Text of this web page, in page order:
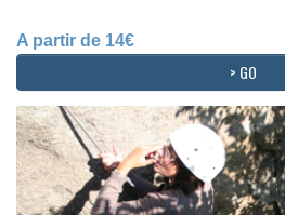
A partir de 14€
> GO